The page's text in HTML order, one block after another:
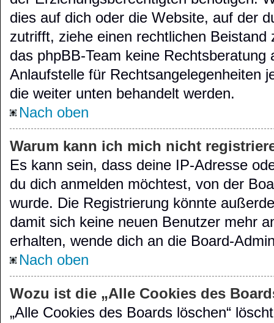
dies auf dich oder die Website, auf der
zutrifft, ziehe einen rechtlichen
das phpBB-Team keine Rechtsberatung
Anlaufstelle für Rechtsangelegenheiten
die weiter unten behandelt werden.
Nach oben
Warum kann ich mich nicht
Es kann sein, dass deine IP-Adresse
du dich anmelden möchtest, von der
wurde. Die Registrierung könnte
damit sich keine neuen Benutzer mehr
erhalten, wende dich an die Board-
Nach oben
Wozu ist die „Alle Cookies des
„Alle Cookies des Boards löschen“